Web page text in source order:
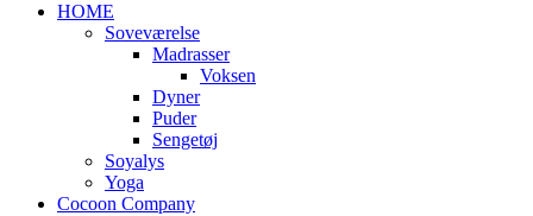
HOME
Soveværelse
Madrasser
Voksen
Dyner
Puder
Sengetøj
Soyalys
Yoga
Cocoon Company